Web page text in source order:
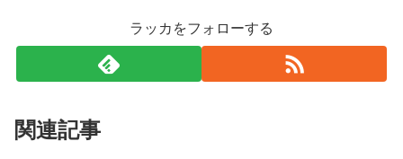
ラッカをフォローする
関連記事